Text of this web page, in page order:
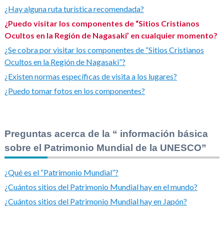
¿Hay alguna ruta turística recomendada?
¿Puedo visitar los componentes de “Sitios Cristianos
Ocultos en la Región de Nagasaki’ en cualquier momento?
¿Se cobra por visitar los componentes de “Sitios Cristianos
Ocultos en la Región de Nagasaki”?
¿Existen normas específicas de visita a los lugares?
¿Puedo tomar fotos en los componentes?
Preguntas acerca de la “ información básica
sobre el Patrimonio Mundial de la UNESCO”
¿Qué es el “Patrimonio Mundial”?
¿Cuántos sitios del Patrimonio Mundial hay en el mundo?
¿Cuántos sitios del Patrimonio Mundial hay en Japón?